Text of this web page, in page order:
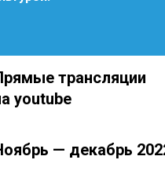
трансляции
youtube
— декабрь